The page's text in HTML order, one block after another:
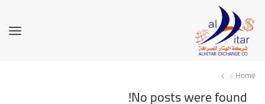
Home
No posts were found!